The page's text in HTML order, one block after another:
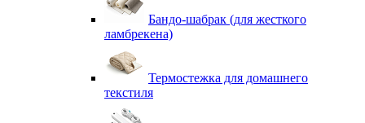
Бандо-шабрак (для жесткого
ламбрекена)
Термостежка для домашнего
текстиля